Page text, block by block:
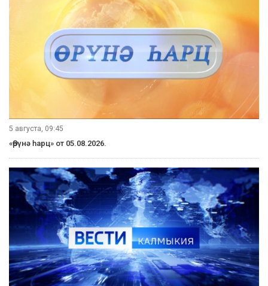
5 августа, 09:45
«Өрүнә һарц» от 05.08.2026.